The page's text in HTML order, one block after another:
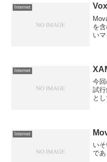
Internet
を
い
Internet
今
試
と
プ
Internet
い
であ